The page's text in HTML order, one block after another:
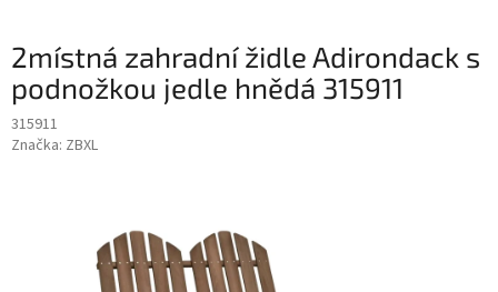
2místná zahradní židle Adirondack s
podnožkou jedle hnědá 315911
315911
Značka: ZBXL